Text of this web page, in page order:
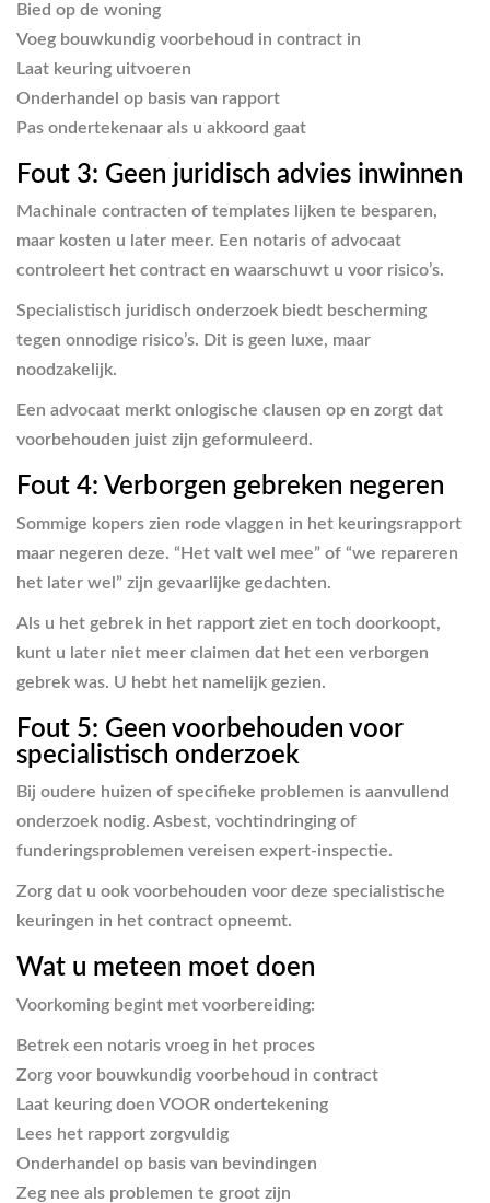
Bied op de woning
Voeg bouwkundig voorbehoud in contract in
Laat keuring uitvoeren
Onderhandel op basis van rapport
Pas ondertekenaar als u akkoord gaat
Fout 3: Geen juridisch advies inwinnen
Machinale contracten of templates lijken te besparen,
maar kosten u later meer. Een notaris of advocaat
controleert het contract en waarschuwt u voor risico’s.
Specialistisch juridisch onderzoek biedt bescherming
tegen onnodige risico’s. Dit is geen luxe, maar
noodzakelijk.
Een advocaat merkt onlogische clausen op en zorgt dat
voorbehouden juist zijn geformuleerd.
Fout 4: Verborgen gebreken negeren
Sommige kopers zien rode vlaggen in het keuringsrapport
maar negeren deze. “Het valt wel mee” of “we repareren
het later wel” zijn gevaarlijke gedachten.
Als u het gebrek in het rapport ziet en toch doorkoopt,
kunt u later niet meer claimen dat het een verborgen
gebrek was. U hebt het namelijk gezien.
Fout 5: Geen voorbehouden voor
specialistisch onderzoek
Bij oudere huizen of specifieke problemen is aanvullend
onderzoek nodig. Asbest, vochtindringing of
funderingsproblemen vereisen expert-inspectie.
Zorg dat u ook voorbehouden voor deze specialistische
keuringen in het contract opneemt.
Wat u meteen moet doen
Voorkoming begint met voorbereiding:
Betrek een notaris vroeg in het proces
Zorg voor bouwkundig voorbehoud in contract
Laat keuring doen VOOR ondertekening
Lees het rapport zorgvuldig
Onderhandel op basis van bevindingen
Zeg nee als problemen te groot zijn